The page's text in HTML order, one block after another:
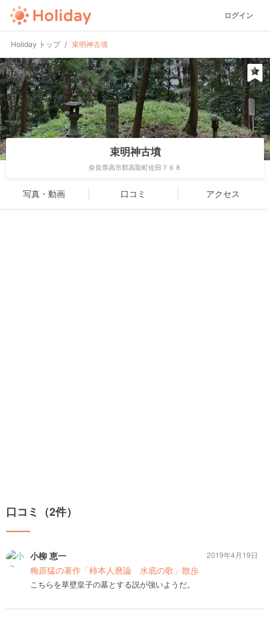
ログイン
Holiday トップ 束明神古墳
束明神古墳
奈良県高市郡高取町佐田７６８
写真・動画 口コミ アクセス
口コミ（2件）
小柳 恵一
梅原猛の著作「柿本人麿論 水底の歌」散歩
こちらを草壁皇子の墓とする説が強いようだ。
2019年4月19日